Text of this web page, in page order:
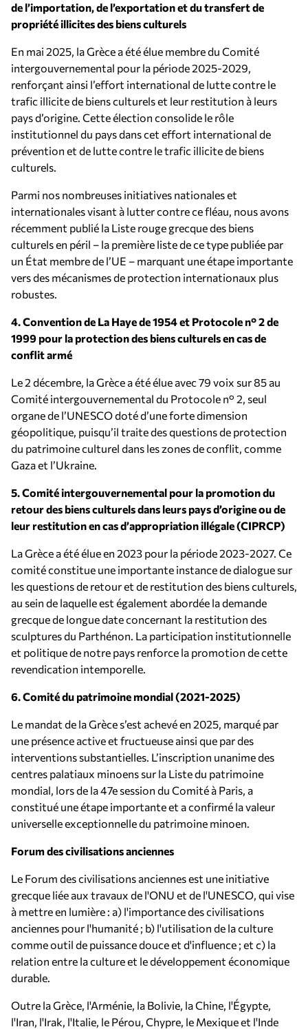
de l’importation, de l’exportation et du transfert de
propriété illicites des biens culturels
En mai 2025, la Grèce a été élue membre du Comité
intergouvernemental pour la période 2025-2029,
renforçant ainsi l’effort international de lutte contre le
trafic illicite de biens culturels et leur restitution à leurs
pays d’origine. Cette élection consolide le rôle
institutionnel du pays dans cet effort international de
prévention et de lutte contre le trafic illicite de biens
culturels.
Parmi nos nombreuses initiatives nationales et
internationales visant à lutter contre ce fléau, nous avons
récemment publié la Liste rouge grecque des biens
culturels en péril – la première liste de ce type publiée par
un État membre de l’UE – marquant une étape importante
vers des mécanismes de protection internationaux plus
robustes.
4. Convention de La Haye de 1954 et Protocole n° 2 de
1999 pour la protection des biens culturels en cas de
conflit armé
Le 2 décembre, la Grèce a été élue avec 79 voix sur 85 au
Comité intergouvernemental du Protocole n° 2, seul
organe de l’UNESCO doté d’une forte dimension
géopolitique, puisqu’il traite des questions de protection
du patrimoine culturel dans les zones de conflit, comme
Gaza et l’Ukraine.
5. Comité intergouvernemental pour la promotion du
retour des biens culturels dans leurs pays d’origine ou de
leur restitution en cas d’appropriation illégale (CIPRCP)
La Grèce a été élue en 2023 pour la période 2023-2027. Ce
comité constitue une importante instance de dialogue sur
les questions de retour et de restitution des biens culturels,
au sein de laquelle est également abordée la demande
grecque de longue date concernant la restitution des
sculptures du Parthénon. La participation institutionnelle
et politique de notre pays renforce la promotion de cette
revendication intemporelle.
6. Comité du patrimoine mondial (2021-2025)
Le mandat de la Grèce s’est achevé en 2025, marqué par
une présence active et fructueuse ainsi que par des
interventions substantielles. L’inscription unanime des
centres palatiaux minoens sur la Liste du patrimoine
mondial, lors de la 47e session du Comité à Paris, a
constitué une étape importante et a confirmé la valeur
universelle exceptionnelle du patrimoine minoen.
Forum des civilisations anciennes
Le Forum des civilisations anciennes est une initiative
grecque liée aux travaux de l'ONU et de l'UNESCO, qui vise
à mettre en lumière : a) l'importance des civilisations
anciennes pour l'humanité ; b) l'utilisation de la culture
comme outil de puissance douce et d'influence ; et c) la
relation entre la culture et le développement économique
durable.
Outre la Grèce, l'Arménie, la Bolivie, la Chine, l'Égypte,
l'Iran, l'Irak, l'Italie, le Pérou, Chypre, le Mexique et l'Inde